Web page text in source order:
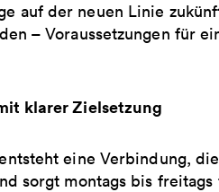
auf der neuen Linie
– Voraussetzungen für
klarer Zielsetzung
eine Verbindung,
sorgt montags bis